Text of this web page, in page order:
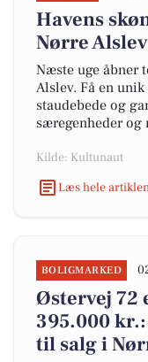
Havens
Nørre Alslev
Næste uge åbner
Alslev. Få en
staudebede og
særegenheder
Kilde: Kultunaut
Læs hele
BOLIGMARKED
Østervej 72
395.000
til salg i